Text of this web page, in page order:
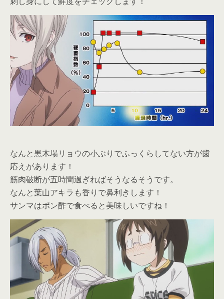
なんと黒木場リョウの小ぶりでふっくらしてない方が歯
応えがあります！
筋肉破断が五時間過ぎればそうなるそうです。
なんと葉山アキラも香りで鼻利きします！
サンマはポン酢で食べると美味しいですね！